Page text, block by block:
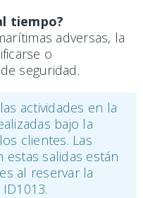
tiempo?
adversas, la
o
seguridad.
actividades en la
bajo la
clientes. Las
salidas están
al reservar la